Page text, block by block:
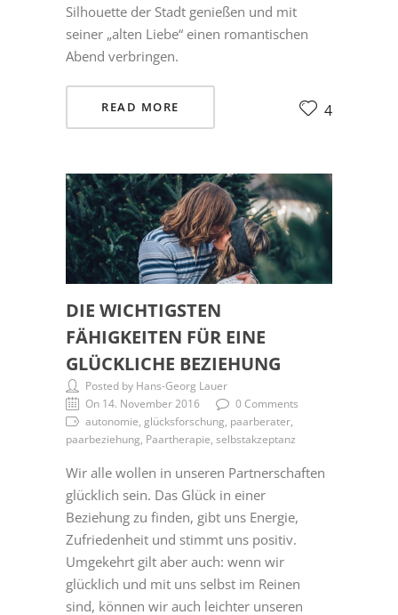
Silhouette der Stadt genießen und mit
seiner „alten Liebe“ einen romantischen
Abend verbringen.
READ MORE 4
DIE WICHTIGSTEN
FÄHIGKEITEN FÜR EINE
GLÜCKLICHE BEZIEHUNG
Posted by Hans-Georg Lauer
On 14. November 2016
0 Comments
autonomie, glücksforschung, paarberater,
paarbeziehung, Paartherapie, selbstakzeptanz
Wir alle wollen in unseren Partnerschaften
glücklich sein. Das Glück in einer
Beziehung zu finden, gibt uns Energie,
Zufriedenheit und stimmt uns positiv.
Umgekehrt gilt aber auch: wenn wir
glücklich und mit uns selbst im Reinen
sind, können wir auch leichter unseren